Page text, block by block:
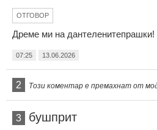
ОТГОВОР
Дреме ми на дантеленитепрашки!
07:25 13.06.2026
2 Този коментар е премахнат от
3 бушприт